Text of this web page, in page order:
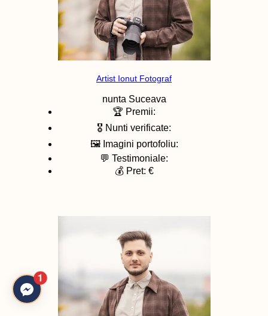
Artist Ionut Fotograf
nunta Suceava
🏆 Premii:
🎖️ Nunti verificate:
🖼️ Imagini portofoliu:
💬 Testimoniale:
💰 Pret: €